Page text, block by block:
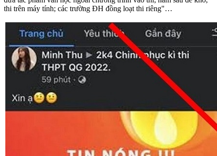
thi trên máy tính; các trường ĐH đồng loạt thi riêng"…